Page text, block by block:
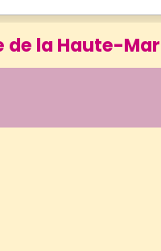
la Haute-